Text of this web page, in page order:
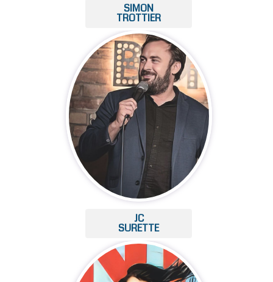
SIMON
TROTTIER
JC
SURETTE